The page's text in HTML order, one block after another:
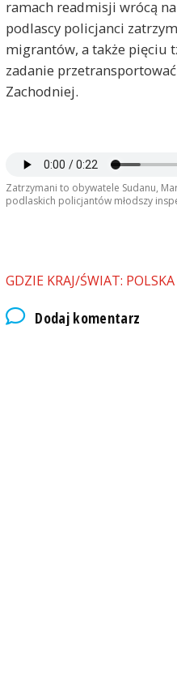
ramach readmisji wrócą
podlascy policjanci
migrantów, a także pięciu
zadanie
Zachodniej.
Zatrzymani to obywatele Sudanu,
podlaskich policjantów młodszy
GDZIE KRAJ/ŚWIAT: POLSKA
Dodaj komentarz